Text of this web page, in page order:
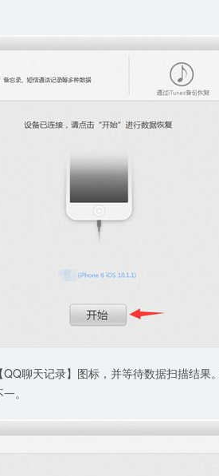
聊天记录】图标，并等待数据扫描结果
。